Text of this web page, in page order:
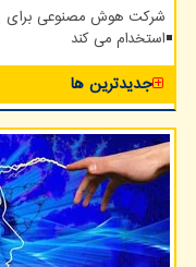
شرکت هوش مصنوعی برای
استخدام می کند
جدیدترین ها